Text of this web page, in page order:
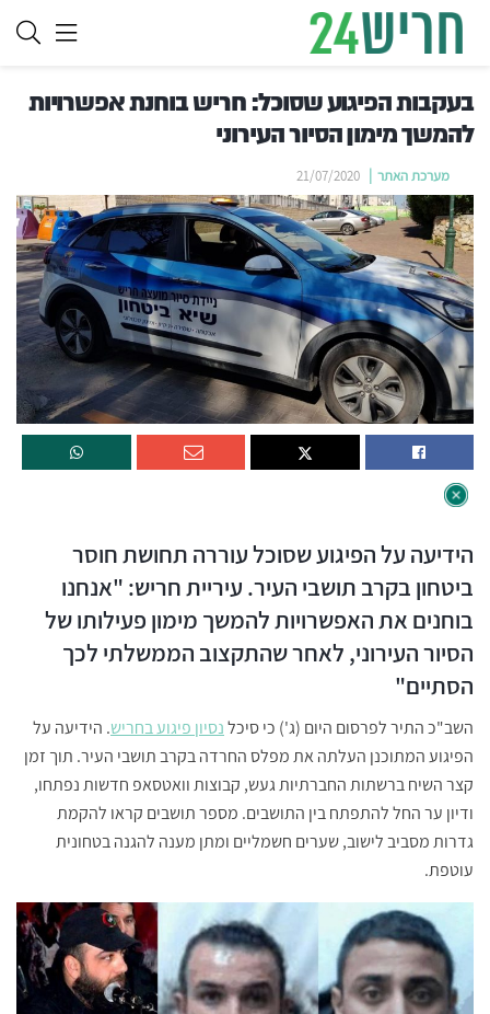
בעקבות הפיגוע שסוכל: חריש בוחנת אפשרויות
להמשך מימון הסיור העירוני
מערכת האתר 21/07/2020
הידיעה על הפיגוע שסוכל עוררה תחושת חוסר
ביטחון בקרב תושבי העיר. עיריית חריש: "אנחנו
בוחנים את האפשרויות להמשך מימון פעילותו של
הסיור העירוני, לאחר שהתקצוב הממשלתי לכך
הסתיים"
השב"כ התיר לפרסום היום (ג') כי סיכלנסיון פיגוע בחריש. הידיעה על
הפיגוע המתוכנן העלתה את מפלס החרדה בקרב תושבי העיר. תוך זמן
קצר השיח ברשתות החברתיות געש, קבוצות וואטסאפ חדשות נפתחו,
ודיון ער החל להתפתח בין התושבים. מספר תושבים קראו להקמת
גדרות מסביב לישוב, שערים חשמליים ומתן מענה להגנה בטחונית
עוטפת.